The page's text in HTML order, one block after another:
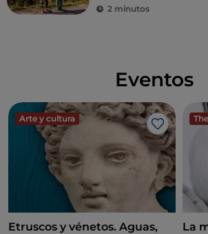
2 minutos
Eventos
Arte y cultura
Me gusta
Etruscos y vénetos. Aguas,
La